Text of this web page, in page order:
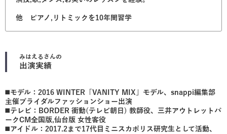
他 ピアノ,リトミックを10年間習学
みはえる さんの
出演実績
◼️モデル：2016 WINTER「VANITY MIX」モデル、snappi編集部
主催ブライダルファッションショー出演
◼️テレビ：BORDER 衝動(テレビ朝日) 教師役、三井アウトレットパ
ークCM全国版,仙台版 女性客役
◼️アイドル：2017.2まで17代目ミニスカポリス研究生として活動、